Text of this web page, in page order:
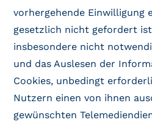
vorhergehende Einwilligung
gesetzlich nicht gefordert
insbesondere nicht
und das Auslesen der
Cookies, unbedingt
Nutzern einen von ihnen
gewünschten